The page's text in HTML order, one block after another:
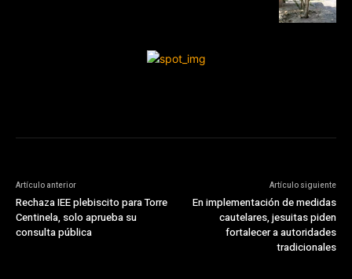
Artículo anterior
Rechaza IEE plebiscito para Torre
Centinela, solo aprueba su
consulta pública
Artículo siguiente
En implementación de medidas
cautelares, jesuitas piden
fortalecer a autoridades
tradicionales